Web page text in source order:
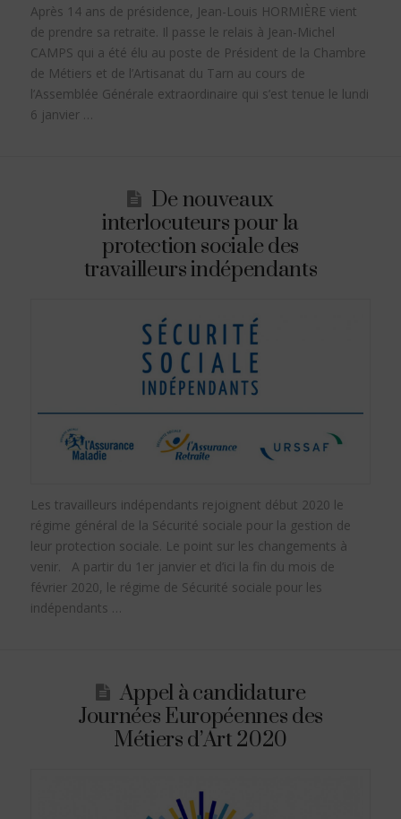
Après 14 ans de présidence, Jean-Louis HORMIÈRE vient
de prendre sa retraite. Il passe le relais à Jean-Michel
CAMPS qui a été élu au poste de Président de la Chambre
de Métiers et de l’Artisanat du Tarn au cours de
l’Assemblée Générale extraordinaire qui s’est tenue le lundi
6 janvier …
De nouveaux
interlocuteurs pour la
protection sociale des
travailleurs indépendants
Les travailleurs indépendants rejoignent début 2020 le
régime général de la Sécurité sociale pour la gestion de
leur protection sociale. Le point sur les changements à
venir. A partir du 1er janvier et d’ici la fin du mois de
février 2020, le régime de Sécurité sociale pour les
indépendants …
Appel à candidature
Journées Européennes des
Métiers d’Art 2020